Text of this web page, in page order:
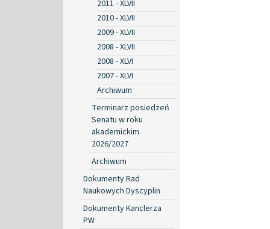
2011 - XLVII
2010 - XLVII
2009 - XLVII
2008 - XLVII
2008 - XLVI
2007 - XLVI
Archiwum
Terminarz posiedzeń
Senatu w roku
akademickim
2026/2027
Archiwum
Dokumenty Rad
Naukowych Dyscyplin
Dokumenty Kanclerza
PW